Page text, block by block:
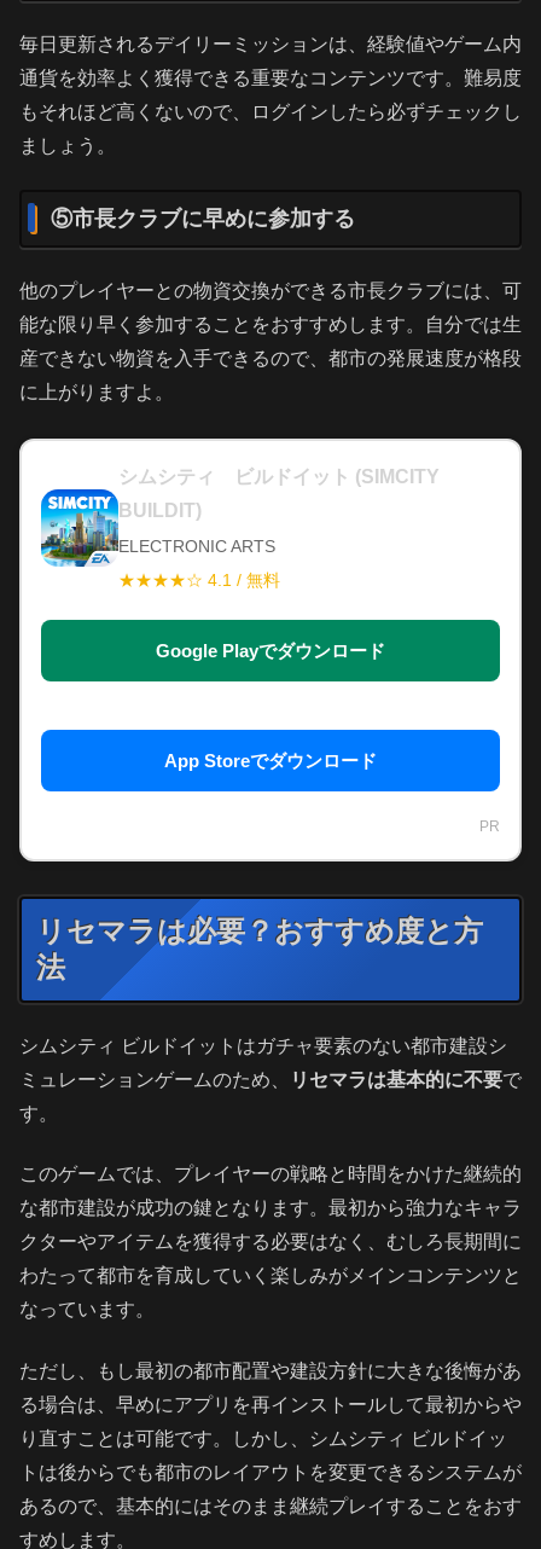
毎日更新されるデイリーミッションは、経験値やゲーム内
通貨を効率よく獲得できる重要なコンテンツです。難易度
もそれほど高くないので、ログインしたら必ずチェックし
ましょう。
⑤市長クラブに早めに参加する
他のプレイヤーとの物資交換ができる市長クラブには、可
能な限り早く参加することをおすすめします。自分では生
産できない物資を入手できるので、都市の発展速度が格段
に上がりますよ。
シムシティ ビルドイット (SIMCITY
BUILDIT)
ELECTRONIC ARTS
★★★★☆ 4.1 / 無料
Google Playでダウンロード
App Storeでダウンロード
PR
リセマラは必要？おすすめ度と方
法
シムシティ ビルドイットはガチャ要素のない都市建設シ
ミュレーションゲームのため、
リセマラは基本的に不要で
す。
このゲームでは、プレイヤーの戦略と時間をかけた継続的
な都市建設が成功の鍵となります。最初から強力なキャラ
クターやアイテムを獲得する必要はなく、むしろ長期間に
わたって都市を育成していく楽しみがメインコンテンツと
なっています。
ただし、もし最初の都市配置や建設方針に大きな後悔があ
る場合は、早めにアプリを再インストールして最初からや
り直すことは可能です。しかし、シムシティ ビルドイッ
トは後からでも都市のレイアウトを変更できるシステムが
あるので、基本的にはそのまま継続プレイすることをおす
すめします。